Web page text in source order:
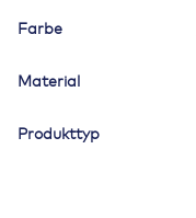
Farbe
Material
Produkttyp